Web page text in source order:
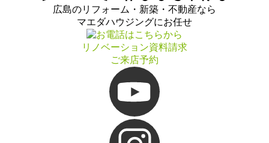
広島のリフォーム・新築・不動産なら
マエダハウジングにお任せ
リノベーション資料請求
ご来店予約